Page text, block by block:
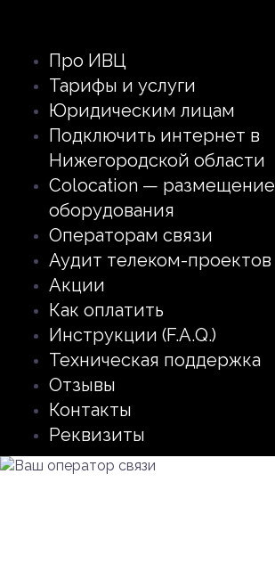
Про ИВЦ
Тарифы и услуги
Юридическим лицам
Подключить интернет в
Нижегородской области
Colocation — размещение
оборудования
Операторам связи
Аудит телеком-проектов
Акции
Как оплатить
Инструкции (F.A.Q.)
Техническая поддержка
Отзывы
Контакты
Реквизиты